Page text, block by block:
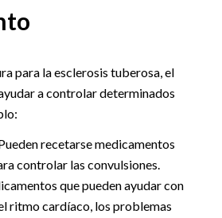
para la esclerosis tuberosa, el
a controlar determinados
recetarse medicamentos
controlar las convulsiones.
que pueden ayudar con
ritmo cardíaco, los problemas